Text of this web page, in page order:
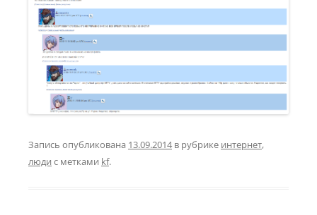
Запись опубликована 13.09.2014в рубрике интернет,
люди с метками kf.